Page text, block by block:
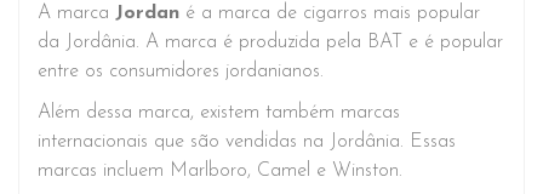
A marca Jordan é a marca de cigarros mais popular
da Jordânia. A marca é produzida pela BAT e é popular
entre os consumidores jordanianos.
Além dessa marca, existem também marcas
internacionais que são vendidas na Jordânia. Essas
marcas incluem Marlboro, Camel e Winston.